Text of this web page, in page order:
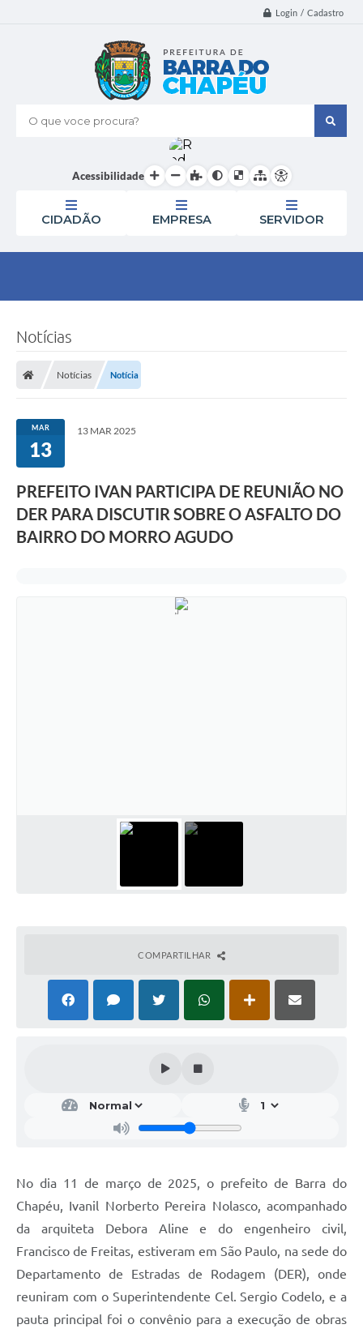
Login / Cadastro
O que voce procura?
Acessibilidade
CIDADÃO EMPRESA SERVIDOR
Notícias
Notícias Notícia
MAR
13
13 MAR 2025
PREFEITO IVAN PARTICIPA DE REUNIÃO NO
DER PARA DISCUTIR SOBRE O ASFALTO DO
BAIRRO DO MORRO AGUDO
COMPARTILHAR
No dia 11 de março de 2025, o prefeito de Barra do
Chapéu, Ivanil Norberto Pereira Nolasco, acompanhado
da arquiteta Debora Aline e do engenheiro civil,
Francisco de Freitas, estiveram em São Paulo, na sede do
Departamento de Estradas de Rodagem (DER), onde
reuniram com o Superintendente Cel. Sergio Codelo, e a
pauta principal foi o convênio para a execução de obras